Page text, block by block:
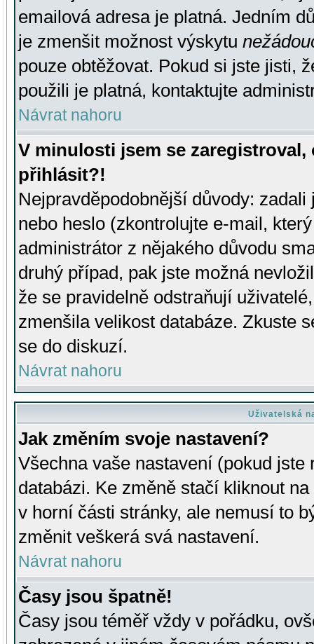
emailová adresa je platná. Jedním
je zmenšit možnost výskytu
pouze obtěžovat. Pokud si jste jisti,
použili je platná, kontaktujte
Návrat nahoru
V minulosti jsem se
přihlásit?!
Nejpravděpodobnější důvody:
nebo heslo (zkontrolujte e-mail,
administrátor z nějakého důvodu
druhý případ, pak jste možná
že se pravidelně odstraňují
zmenšila velikost databáze. Zkuste
se do diskuzí.
Návrat nahoru
Uživatelská
Jak změním svoje nastavení?
Všechna vaše nastavení (pokud
databázi. Ke změně stačí kliknout
v horní části stránky, ale nemusí to
změnit veškerá svá nastavení.
Návrat nahoru
Časy jsou špatně!
Časy jsou téměř vždy v pořádku,